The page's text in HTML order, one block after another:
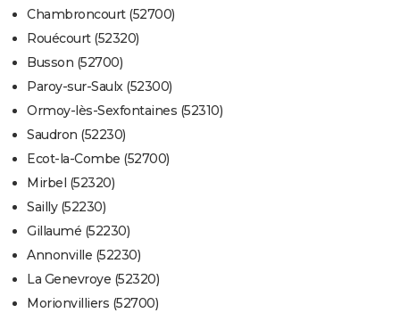
Chambroncourt (52700)
Rouécourt (52320)
Busson (52700)
Paroy-sur-Saulx (52300)
Ormoy-lès-Sexfontaines (52310)
Saudron (52230)
Ecot-la-Combe (52700)
Mirbel (52320)
Sailly (52230)
Gillaumé (52230)
Annonville (52230)
La Genevroye (52320)
Morionvilliers (52700)